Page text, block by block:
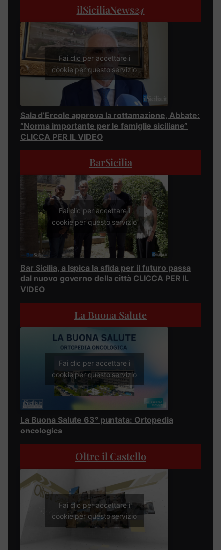
ilSiciliaNews24
Fai clic per accettare i
cookie per questo servizio
Sala d’Ercole approva la rottamazione, Abbate:
“Norma importante per le famiglie siciliane”
CLICCA PER IL VIDEO
BarSicilia
Fai clic per accettare i
cookie per questo servizio
Bar Sicilia, a Ispica la sfida per il futuro passa
dal nuovo governo della città CLICCA PER IL
VIDEO
La Buona Salute
Fai clic per accettare i
cookie per questo servizio
La Buona Salute 63° puntata: Ortopedia
oncologica
Oltre il Castello
Fai clic per accettare i
cookie per questo servizio